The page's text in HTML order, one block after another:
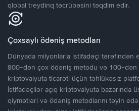
qlobal treydinq təcrübəsini təqdim edir.
Çoxsaylı ödəniş metodları
Dünyada milyonlarla istifadəçi tərəfindən
800-dən çox ödəniş metodu və 100-dən
kriptovalyuta ticarəti üçün təhlükəsiz
İstifadəçilər açıq kriptovalyuta bazarında
qiymətləri və ödəniş metodlarını təyin